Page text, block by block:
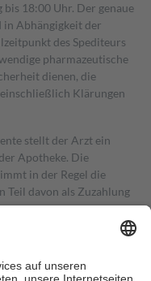
18:00 Uhr. Der genaue
in Abhängigkeit der
des Spediteurs
pharmazeutische
dienen, die
Klärungen
stellt der Arzt ein
Apotheke. Die
in der Regel die
Teil davon als Zuzahlung
in Höhe von zehn
als die tatsächlichen